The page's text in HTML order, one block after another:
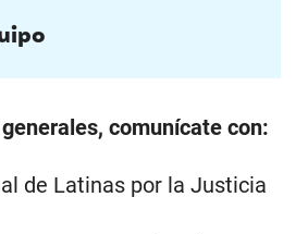
comunícate con:
de Latinas por la Justicia